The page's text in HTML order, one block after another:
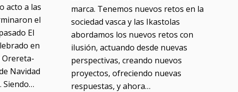
acto a las
el
El
en
Navidad
Siendo…
marca. Tenemos nuevos retos en la
sociedad vasca y las Ikastolas
abordamos los nuevos retos con
ilusión, actuando desde nuevas
perspectivas, creando nuevos
proyectos, ofreciendo nuevas
respuestas, y ahora…